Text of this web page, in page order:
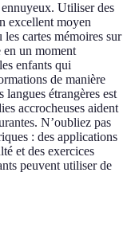
Utiliser des
excellent moyen
cartes mémoires sur
en un moment
enfants qui
de manière
langues étrangères est
accrocheuses aident
N’oubliez pas
: des applications
et des exercices
peuvent utiliser de